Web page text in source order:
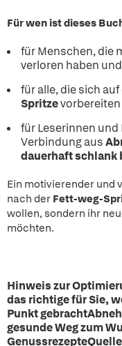
Für wen ist dieses
für Menschen, die
verloren haben
für alle, die sich auf
Spritzevorbereiten
für Leserinnen und
Verbindung aus
dauerhaft schlank
Ein motivierender und
nach der Fett-weg-
wollen, sondern ihr
möchten.
Hinweis zur
das richtige für Sie,
Punkt
gesunde Weg zum